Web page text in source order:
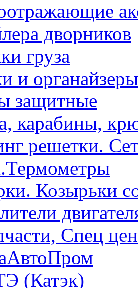
дворников
груза
и органайзеры
защитные
карабины,
решетки.
Козырьки
Спец
(Катэк)